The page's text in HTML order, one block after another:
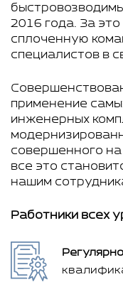
2016 года. За
сплоченную
специалистов в
применение
инженерных
совершенного
все это
нашим
Работники всех
Регулярно